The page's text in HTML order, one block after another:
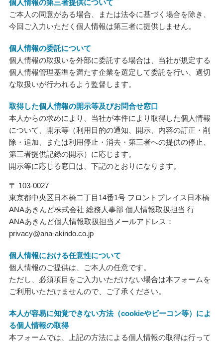
個人情報の第三者提供について
ご本人の同意がある場合、または法令に基づく場合を除き、
今回ご入力いただく個人情報は第三者に提供しません。
個人情報の委託について
個人情報の取扱いを外部に委託する場合は、当社が規定する
個人情報管理基準を満たす企業を選定して委託を行い、適切
な取扱いが行われるよう監督します。
取得した個人情報の開示等及びお問合せ窓口
本人からの求めにより、当社が本件により取得した個人情報
について、開示等（利用目的の通知、開示、内容の訂正・削
除・追加、または利用停止・消去・第三者への提供の停止、
第三者提供記録の開示）に応じます。
開示等に応じる窓口は、下記のとおりになります。
〒 103-0027
東京都中央区日本橋二丁目14番1号 フロントプレイス日本橋
ANAあきんど株式会社 総務人事部 個人情報取扱担当 行
ANAあきんど個人情報取扱担当メールアドレス：
privacy@ana-akindo.co.jp
個人情報における任意性について
個人情報のご提供は、ご本人の任意です。
ただし、必須項目をご入力いただけない場合は本フォームを
ご利用いただけませんので、ご了承ください。
本人が容易に知覚できない方法（cookieやビーコン等）によ
る個人情報の取得
本フォームでは、上記の方法による個人情報の取得は行って